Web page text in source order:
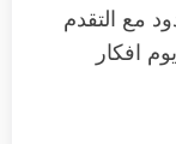
مع التقدم
افكار